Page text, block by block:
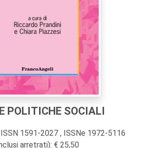
POLITICHE SOCIALI
1591-2027 , ISSNe 1972-5116
arretrati): € 25,50